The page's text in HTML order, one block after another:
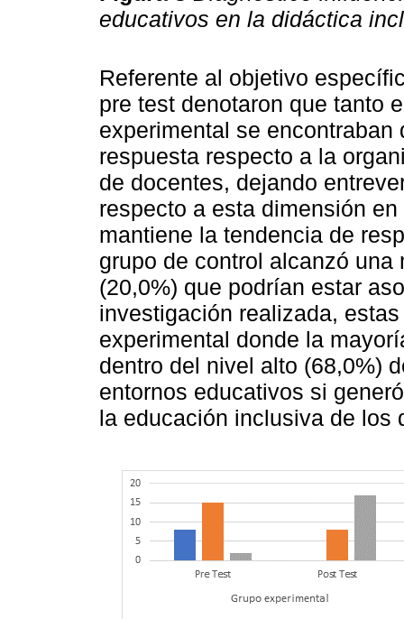
educativos en la didáctica
Referente al objetivo
pre test denotaron que tanto
experimental se
respuesta respecto a la
de docentes, dejando
respecto a esta dimensión
mantiene la tendencia de
grupo de control alcanzó
(20,0%) que podrían estar
investigación realizada,
experimental donde la
dentro del nivel alto (68,0%)
entornos educativos si
la educación inclusiva de los